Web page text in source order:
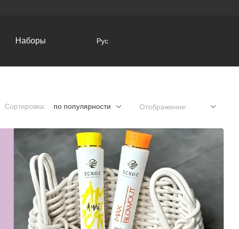
Наборы Рус
Сортировка: по популярности Отображение: